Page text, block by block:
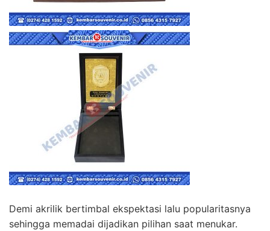
Demi akrilik bertimbal ekspektasi lalu popularitasnya
sehingga memadai dijadikan pilihan saat menukar.